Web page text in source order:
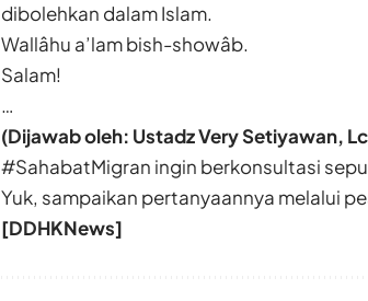
dibolehkan dalam Islam.
Wallâhu a’lam bish-showâb.
Salam!
…
(Dijawab oleh: Ustadz Very Setiyawan,
#SahabatMigran ingin berkonsultasi
Yuk, sampaikan pertanyaannya melalui
[DDHKNews]